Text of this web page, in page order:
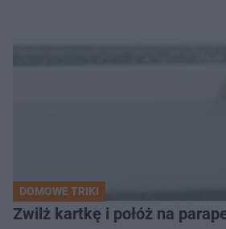
DOMOWE TRIKI
Zwilż kartkę i połóż na